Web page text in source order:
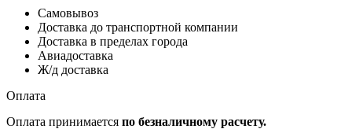
Самовывоз
Доставка до транспортной компании
Доставка в пределах города
Авиадоставка
Ж/д доставка
Оплата
Оплата принимается по безналичному расчету.